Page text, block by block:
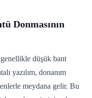
Donmasının
düşük bant
yazılım, donanım
meydana gelir. Bu